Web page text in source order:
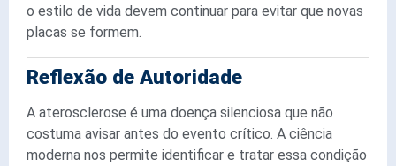
o estilo de vida devem continuar para evitar que novas
placas se formem.
Reflexão de Autoridade
A aterosclerose é uma doença silenciosa que não
costuma avisar antes do evento crítico. A ciência
moderna nos permite identificar e tratar essa condição